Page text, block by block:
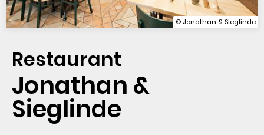
© Jonathan & Sieglinde
Restaurant
Jonathan &
Sieglinde